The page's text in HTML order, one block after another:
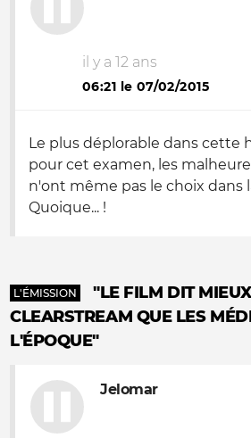
il y a 12 ans
06:21 le 07/02/2015
Le plus déplorable dans cette
pour cet examen, les
n'ont même pas le choix dans
Quoique... !
L'ÉMISSION
"LE FILM DIT
CLEARSTREAM QUE LES
L'ÉPOQUE"
Jelomar